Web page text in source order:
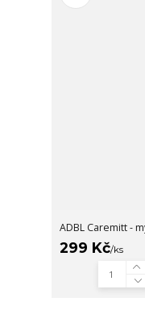
ADBL Caremitt -
299 Kč/ks